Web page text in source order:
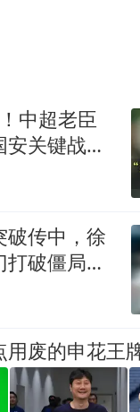
中超老臣
关键战：
破传中，徐
破僵局，